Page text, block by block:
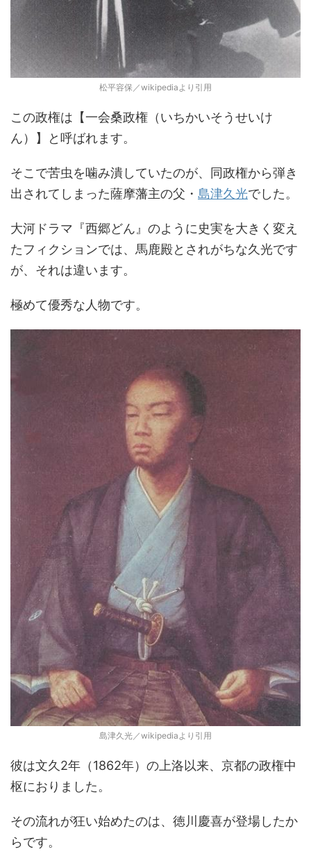
松平容保／wikipediaより引用
この政権は【一会桑政権（いちかいそうせいけ
ん）】と呼ばれます。
そこで苦虫を噛み潰していたのが、同政権から弾き
出されてしまった薩摩藩主の父・ 島津久光でした。
大河ドラマ『西郷どん』のように史実を大きく変え
たフィクションでは、馬鹿殿とされがちな久光です
が、それは違います。
極めて優秀な人物です。
島津久光／wikipediaより引用
彼は文久2年（1862年）の上洛以来、京都の政権中
枢におりました。
その流れが狂い始めたのは、徳川慶喜が登場したか
らです。